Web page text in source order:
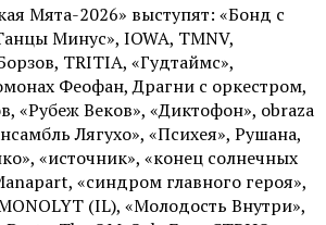
Мята-2026» выступят: «Бонд с
Минус», IOWA, TMNV,
TRITIA, «Гудтаймс»,
Феофан, Драгни с оркестром,
«Рубеж Веков», «Диктофон», obraza
Лягухо», «Психея», Рушана,
«источник», «конец солнечных
«синдром главного героя»,
(IL), «Молодость Внутри»,